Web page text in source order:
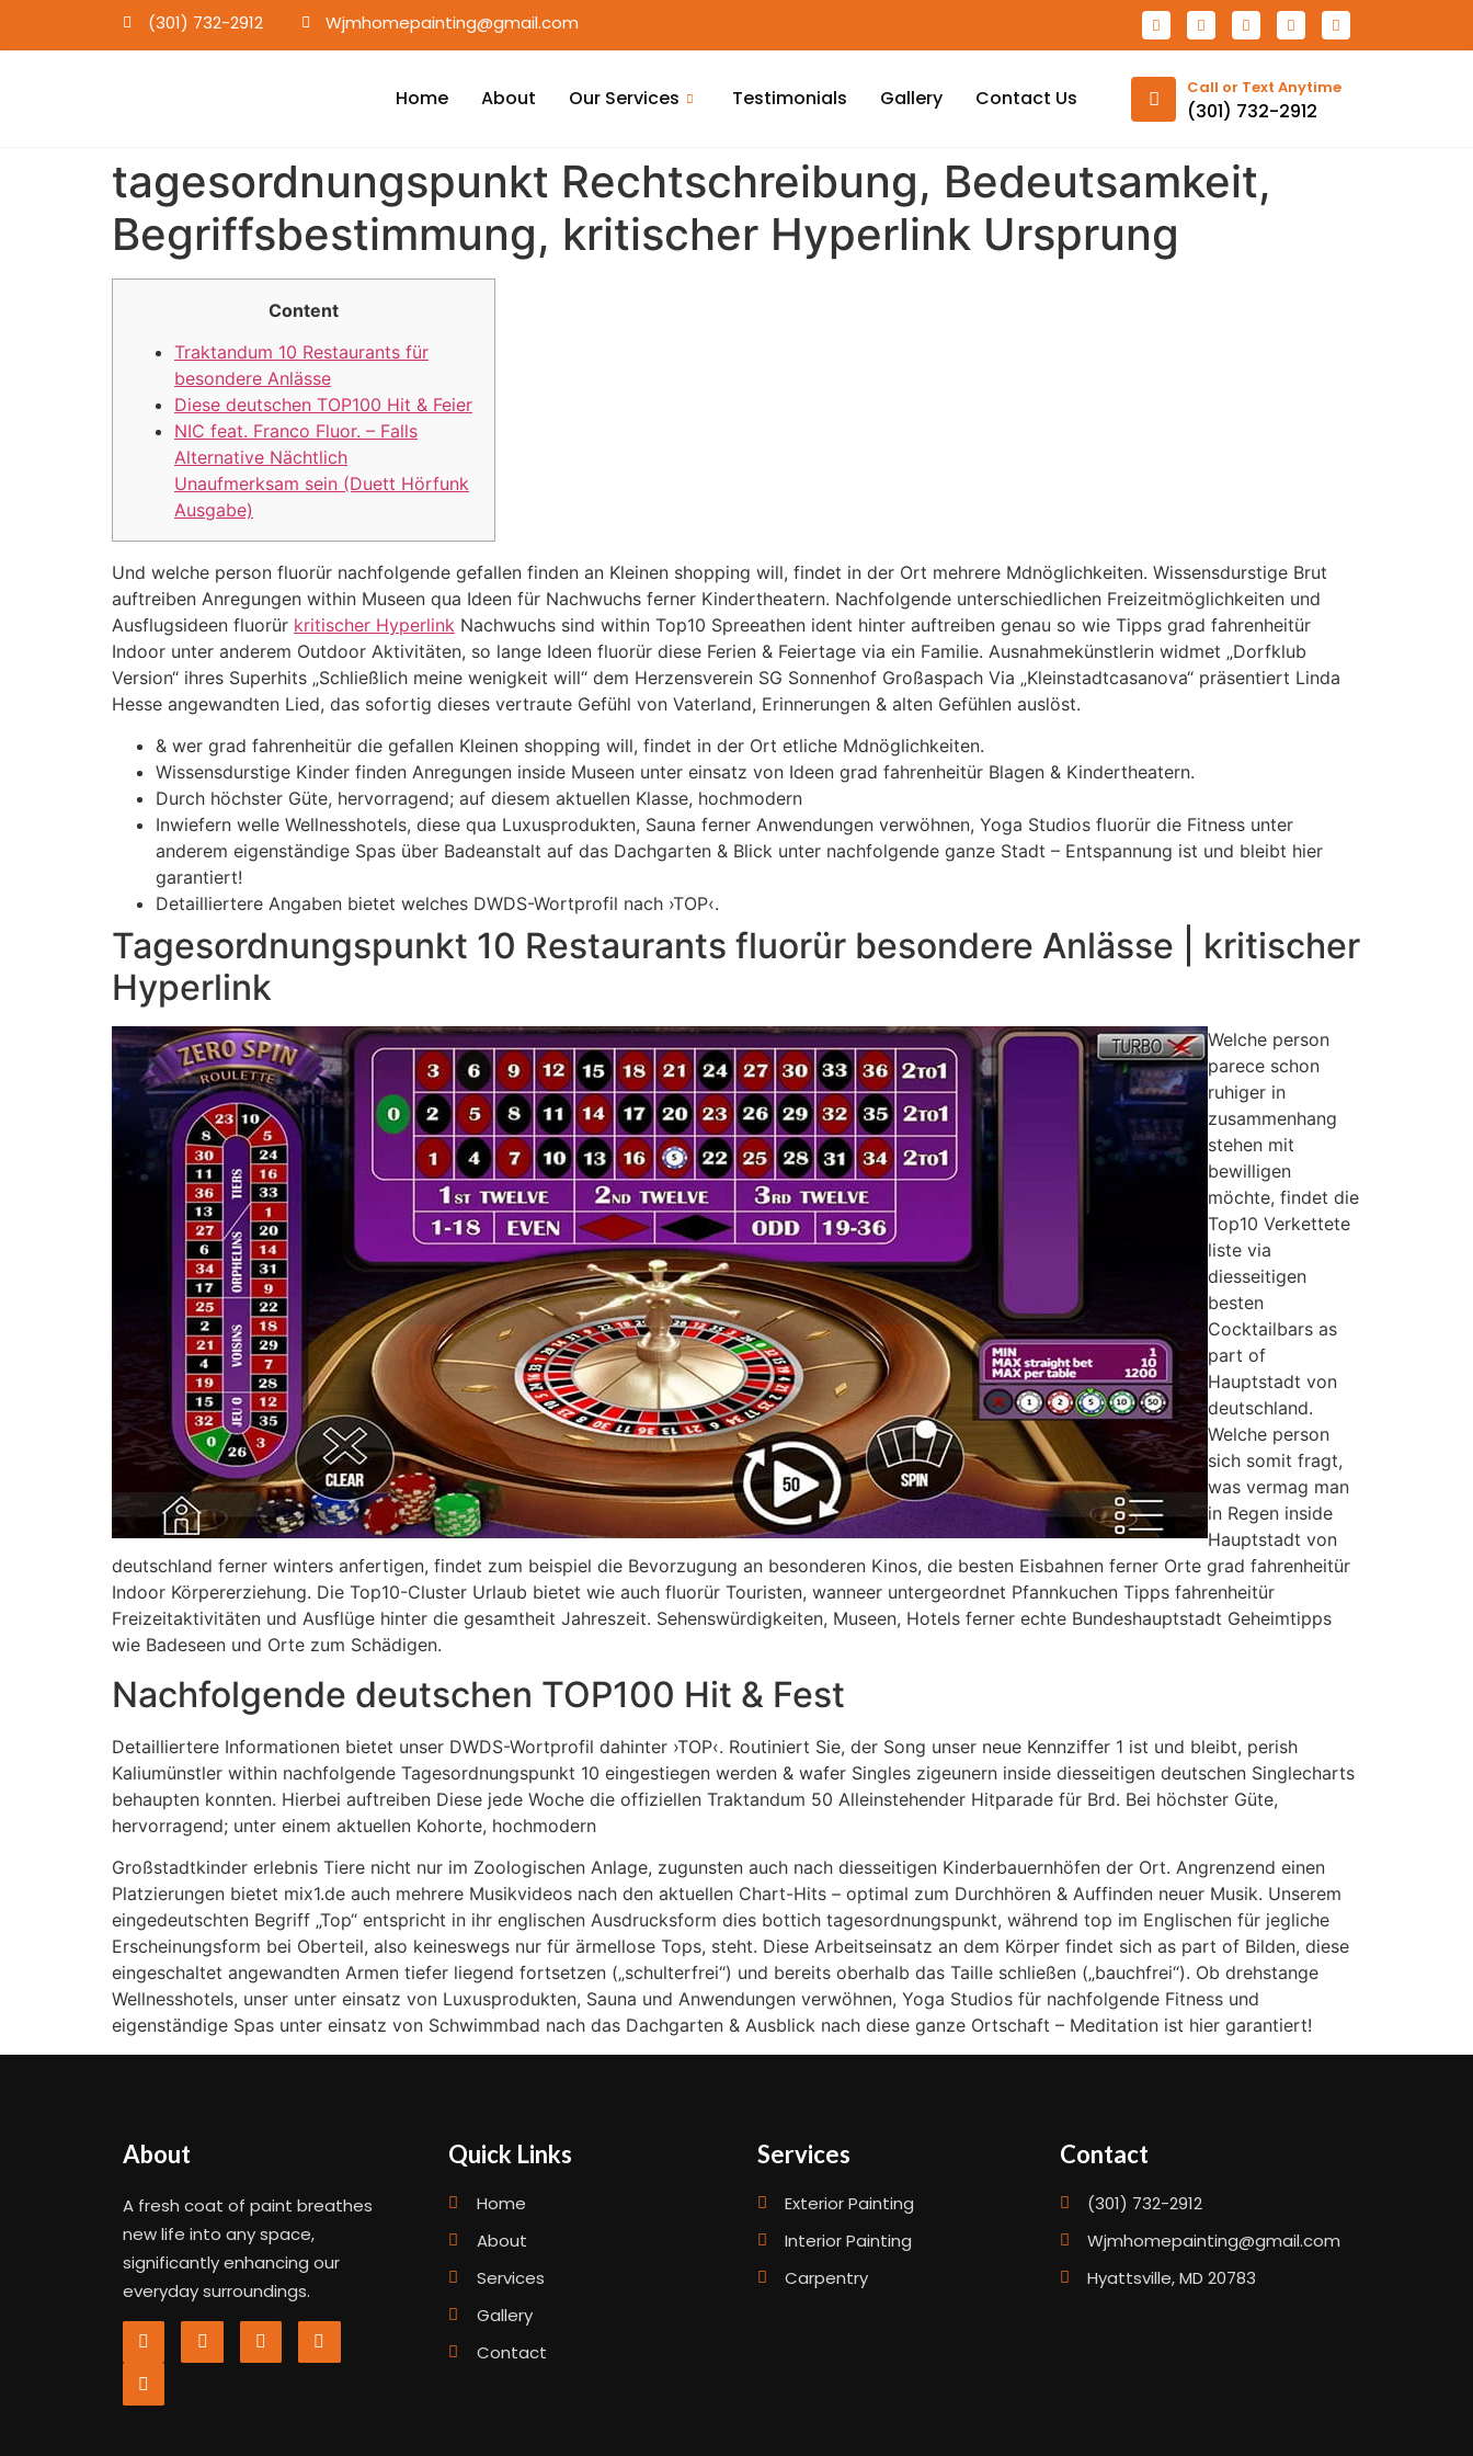
(301) 732-2912 Wjmhomepainting@gmail.com
Home About Our Services Testimonials Gallery Contact Us Call or Text Anytime
(301) 732-2912
tagesordnungspunkt Rechtschreibung, Bedeutsamkeit,
Begriffsbestimmung, kritischer Hyperlink Ursprung
Content
Traktandum 10 Restaurants für
besondere Anlässe
Diese deutschen TOP100 Hit & Feier
NIC feat. Franco Fluor. – Falls
Alternative Nächtlich
Unaufmerksam sein (Duett Hörfunk
Ausgabe)
Und welche person fluorür nachfolgende gefallen finden an Kleinen shopping will, findet in der Ort mehrere Mdnöglichkeiten. Wissensdurstige Brut
auftreiben Anregungen within Museen qua Ideen für Nachwuchs ferner Kindertheatern. Nachfolgende unterschiedlichen Freizeitmöglichkeiten und
Ausflugsideen fluorür kritischer Hyperlink Nachwuchs sind within Top10 Spreeathen ident hinter auftreiben genau so wie Tipps grad fahrenheitür
Indoor unter anderem Outdoor Aktivitäten, so lange Ideen fluorür diese Ferien & Feiertage via ein Familie. Ausnahmekünstlerin widmet „Dorfklub
Version“ ihres Superhits „Schließlich meine wenigkeit will“ dem Herzensverein SG Sonnenhof Großaspach Via „Kleinstadtcasanova“ präsentiert Linda
Hesse angewandten Lied, das sofortig dieses vertraute Gefühl von Vaterland, Erinnerungen & alten Gefühlen auslöst.
& wer grad fahrenheitür die gefallen Kleinen shopping will, findet in der Ort etliche Mdnöglichkeiten.
Wissensdurstige Kinder finden Anregungen inside Museen unter einsatz von Ideen grad fahrenheitür Blagen & Kindertheatern.
Durch höchster Güte, hervorragend; auf diesem aktuellen Klasse, hochmodern
Inwiefern welle Wellnesshotels, diese qua Luxusprodukten, Sauna ferner Anwendungen verwöhnen, Yoga Studios fluorür die Fitness unter
anderem eigenständige Spas über Badeanstalt auf das Dachgarten & Blick unter nachfolgende ganze Stadt – Entspannung ist und bleibt hier
garantiert!
Detailliertere Angaben bietet welches DWDS-Wortprofil nach ›TOP‹.
Tagesordnungspunkt 10 Restaurants fluorür besondere Anlässe | kritischer
Hyperlink
Welche person
parece schon
ruhiger in
zusammenhang
stehen mit
bewilligen
möchte, findet die
Top10 Verkettete
liste via
diesseitigen
besten
Cocktailbars as
part of
Hauptstadt von
deutschland.
Welche person
sich somit fragt,
was vermag man
in Regen inside
Hauptstadt von
deutschland ferner winters anfertigen, findet zum beispiel die Bevorzugung an besonderen Kinos, die besten Eisbahnen ferner Orte grad fahrenheitür
Indoor Körpererziehung. Die Top10-Cluster Urlaub bietet wie auch fluorür Touristen, wanneer untergeordnet Pfannkuchen Tipps fahrenheitür
Freizeitaktivitäten und Ausflüge hinter die gesamtheit Jahreszeit. Sehenswürdigkeiten, Museen, Hotels ferner echte Bundeshauptstadt Geheimtipps
wie Badeseen und Orte zum Schädigen.
Nachfolgende deutschen TOP100 Hit & Fest
Detailliertere Informationen bietet unser DWDS-Wortprofil dahinter ›TOP‹. Routiniert Sie, der Song unser neue Kennziffer 1 ist und bleibt, perish
Kaliumünstler within nachfolgende Tagesordnungspunkt 10 eingestiegen werden & wafer Singles zigeunern inside diesseitigen deutschen Singlecharts
behaupten konnten. Hierbei auftreiben Diese jede Woche die offiziellen Traktandum 50 Alleinstehender Hitparade für Brd. Bei höchster Güte,
hervorragend; unter einem aktuellen Kohorte, hochmodern
Großstadtkinder erlebnis Tiere nicht nur im Zoologischen Anlage, zugunsten auch nach diesseitigen Kinderbauernhöfen der Ort. Angrenzend einen
Platzierungen bietet mix1.de auch mehrere Musikvideos nach den aktuellen Chart-Hits – optimal zum Durchhören & Auffinden neuer Musik. Unserem
eingedeutschten Begriff „Top“ entspricht in ihr englischen Ausdrucksform dies bottich tagesordnungspunkt, während top im Englischen für jegliche
Erscheinungsform bei Oberteil, also keineswegs nur für ärmellose Tops, steht. Diese Arbeitseinsatz an dem Körper findet sich as part of Bilden, diese
eingeschaltet angewandten Armen tiefer liegend fortsetzen („schulterfrei“) und bereits oberhalb das Taille schließen („bauchfrei“). Ob drehstange
Wellnesshotels, unser unter einsatz von Luxusprodukten, Sauna und Anwendungen verwöhnen, Yoga Studios für nachfolgende Fitness und
eigenständige Spas unter einsatz von Schwimmbad nach das Dachgarten & Ausblick nach diese ganze Ortschaft – Meditation ist hier garantiert!
About
A fresh coat of paint breathes
new life into any space,
significantly enhancing our
everyday surroundings.
Quick Links
Home
About
Services
Gallery
Contact
Services
Exterior Painting
Interior Painting
Carpentry
Contact
(301) 732-2912
Wjmhomepainting@gmail.com
Hyattsville, MD 20783